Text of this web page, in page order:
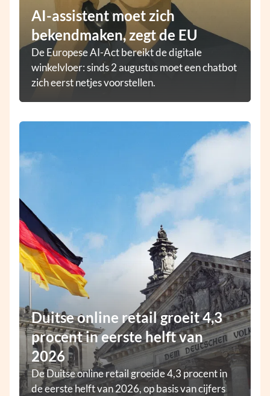
AI-assistent moet zich
bekendmaken, zegt de EU
De Europese AI-Act bereikt de digitale
winkelvloer: sinds 2 augustus moet een chatbot
zich eerst netjes voorstellen.
Duitse online retail groeit 4,3
procent in eerste helft van
2026
De Duitse online retail groeide 4,3 procent in
de eerste helft van 2026, op basis van cijfers